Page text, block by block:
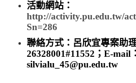
活動網站：
http://activity.pu.edu.tw/
Sn=286
聯絡方式：呂欣宜專案助
26328001#11552；E-mail：
silvialu_45@pu.edu.tw